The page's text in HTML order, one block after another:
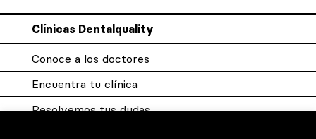
Clínicas Dentalquality
Conoce a los doctores
Encuentra tu clínica
Resolvemos tus dudas